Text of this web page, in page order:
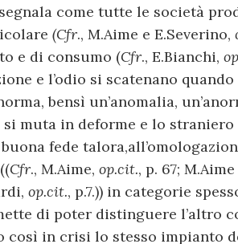
come tutte le società
(Cfr., M.Aime e E.Severino,
e di consumo (Cfr., E.Bianchi,
e l’odio si scatenano
bensì un’anomalia,
si muta in deforme e lo
fede
Cfr., M.Aime, op.cit., p. 67;
op.cit., p.7.)) in categorie
di poter distinguere l’altro
così in crisi lo stesso impianto